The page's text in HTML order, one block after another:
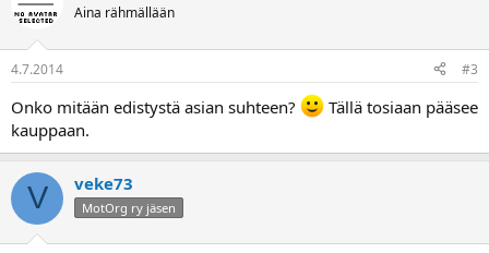
Aina rähmällään
4.7.2014 #3
Onko mitään edistystä asian suhteen?
Tällä tosiaan pääsee
kauppaan.
V veke73
MotOrg ry jäsen